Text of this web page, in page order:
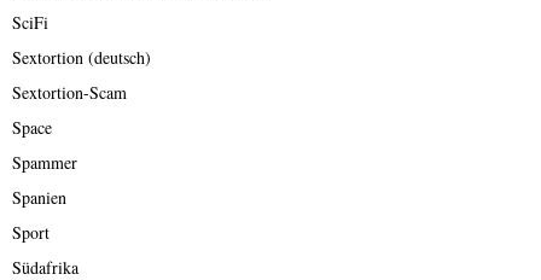
SciFi
Sextortion (deutsch)
Sextortion-Scam
Space
Spammer
Spanien
Sport
Südafrika